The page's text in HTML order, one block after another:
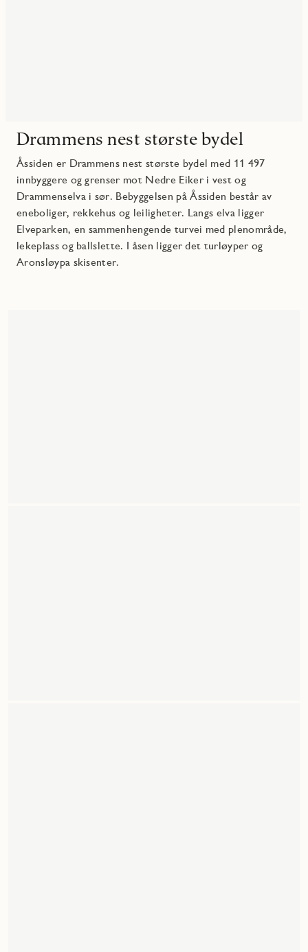
Drammens nest største bydel
Åssiden er Drammens nest største bydel med 11 497
innbyggere og grenser mot Nedre Eiker i vest og
Drammenselva i sør. Bebyggelsen på Åssiden består av
eneboliger, rekkehus og leiligheter. Langs elva ligger
Elveparken, en sammenhengende turvei med plenområde,
lekeplass og ballslette. I åsen ligger det turløyper og
Aronsløypa skisenter.